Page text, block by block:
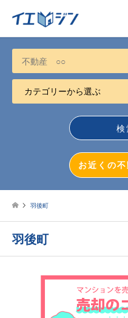
お近くの不動産会社を探す
カテゴリーから選ぶ
不動産売却
不動産投資
戸建売却
マンション売却
土地売却
お近くの
羽後町
羽後町